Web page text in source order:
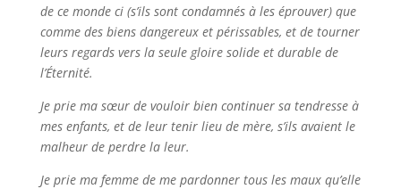
de ce monde ci (s’ils sont condamnés à les éprouver) que
comme des biens dangereux et périssables, et de tourner
leurs regards vers la seule gloire solide et durable de
l’Éternité.
Je prie ma sœur de vouloir bien continuer sa tendresse à
mes enfants, et de leur tenir lieu de mère, s’ils avaient le
malheur de perdre la leur.
Je prie ma femme de me pardonner tous les maux qu’elle